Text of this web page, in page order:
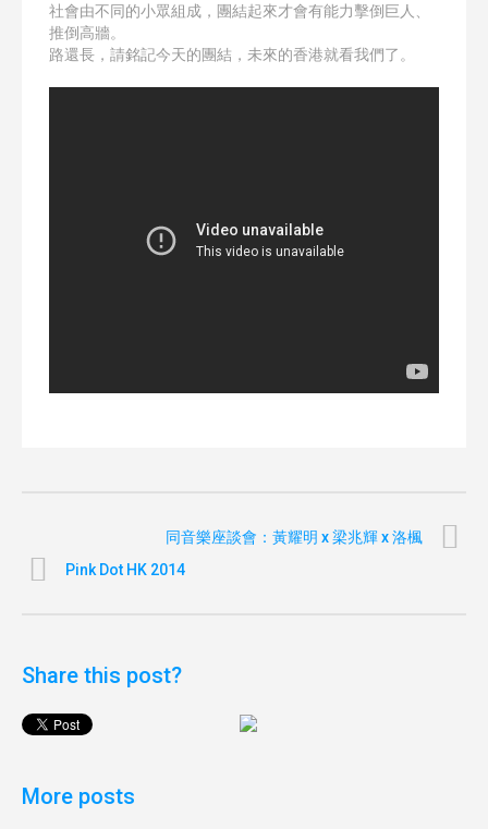
社會由不同的小眾組成，團結起來才會有能力擊倒巨人、
推倒高牆。
路還長，請銘記今天的團結，未來的香港就看我們了。
同音樂座談會：黃耀明 x 梁兆輝 x 洛楓
Pink Dot HK 2014
Share this post?
More posts